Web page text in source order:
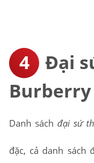
Đại
Burberry
Danh sáchđại sứ
đặc, cả danh sách